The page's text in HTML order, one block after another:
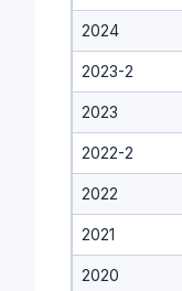
2024
2023-2
2023
2022-2
2022
2021
2020